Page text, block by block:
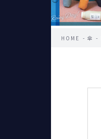
HOME 傘